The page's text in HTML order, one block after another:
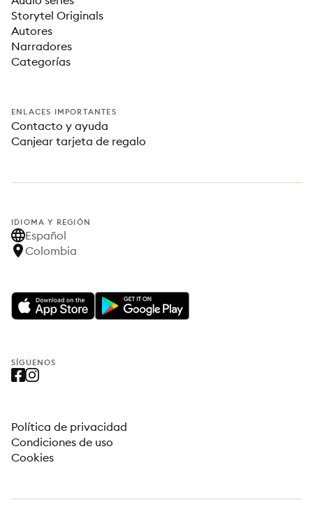
Storytel Originals
Autores
Narradores
Categorías
ENLACES IMPORTANTES
Contacto y ayuda
Canjear tarjeta de regalo
IDIOMA Y REGIÓN
Español
Colombia
SÍGUENOS
Política de privacidad
Condiciones de uso
Cookies